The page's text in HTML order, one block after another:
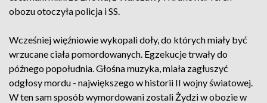
obozu otoczyła policja i SS.
Wcześniej więźniowie wykopali doły, do których miały być
wrzucane ciała pomordowanych. Egzekucje trwały do
późnego popołudnia. Głośna muzyka, miała zagłuszyć
odgłosy mordu - największego w historii II wojny światowej.
W ten sam sposób wymordowani zostali Żydzi w obozie w